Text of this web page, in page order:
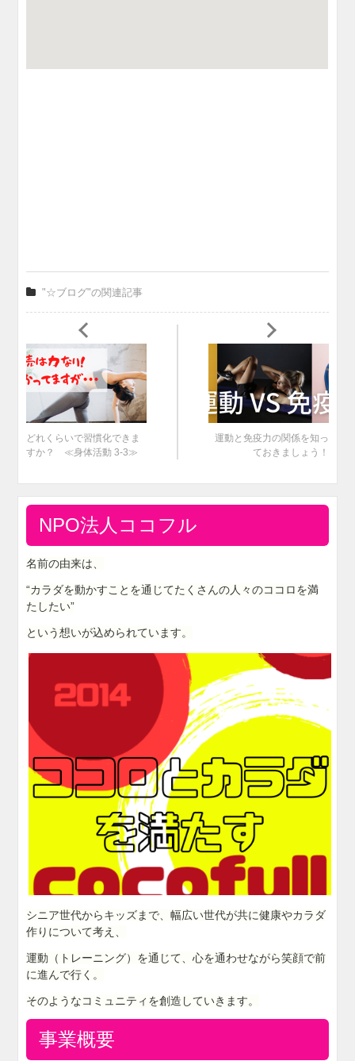
"☆ブログ"の関連記事
どれくらいで習慣化できま
すか？ ≪身体活動 3-3≫
運動と免疫力の関係を知っ
ておきましょう！
NPO法人ココフル
名前の由来は、
“カラダを動かすことを通じてたくさんの人々のココロを満
たしたい”
という想いが込められています。
シニア世代からキッズまで、幅広い世代が共に健康やカラダ
作りについて考え、
運動（トレーニング）を通じて、心を通わせながら笑顔で前
に進んで行く。
そのようなコミュニティを創造していきます。
事業概要